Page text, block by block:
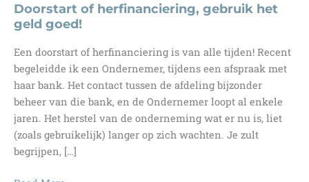
Doorstart of herfinanciering, gebruik het
geld goed!
Een doorstart of herfinanciering is van alle tijden! Recent
begeleidde ik een Ondernemer, tijdens een afspraak met
haar bank. Het contact tussen de afdeling bijzonder
beheer van die bank, en de Ondernemer loopt al enkele
jaren. Het herstel van de onderneming wat er nu is, liet
(zoals gebruikelijk) langer op zich wachten. Je zult
begrijpen, […]